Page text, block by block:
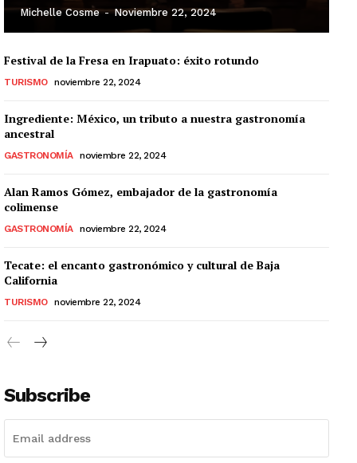
Michelle Cosme - Noviembre 22, 2024
Festival de la Fresa en Irapuato: éxito rotundo
TURISMO noviembre 22, 2024
Ingrediente: México, un tributo a nuestra gastronomía
ancestral
GASTRONOMÍA noviembre 22, 2024
Alan Ramos Gómez, embajador de la gastronomía
colimense
GASTRONOMÍA noviembre 22, 2024
Tecate: el encanto gastronómico y cultural de Baja
California
TURISMO noviembre 22, 2024
Subscribe